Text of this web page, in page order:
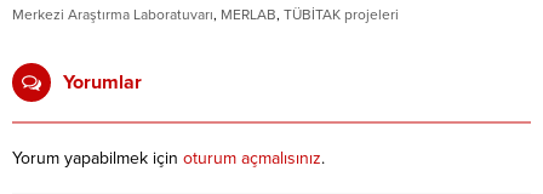
Merkezi Araştırma Laboratuvarı, MERLAB, TÜBİTAK projeleri
Yorumlar
Yorum yapabilmek için oturum açmalısınız.